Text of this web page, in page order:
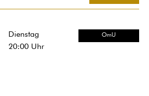
Dienstag
20:00Uhr
OmU